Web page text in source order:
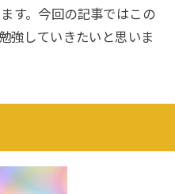
す。今回の記事ではこの
強していきたいと思いま